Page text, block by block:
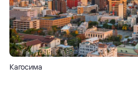
Кагосима